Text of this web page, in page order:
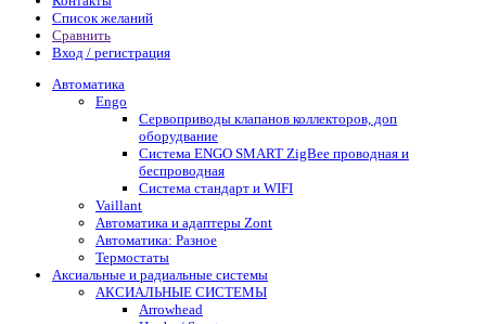
Список желаний
Сравнить
Вход / регистрация
Автоматика
Engo
Сервоприводы клапанов коллекторов, доп
оборудвание
Система ENGO SMART ZigBee проводная и
беспроводная
Система стандарт и WIFI
Vaillant
Автоматика и адаптеры Zont
Автоматика: Разное
Термостаты
Аксиальные и радиальные системы
АКСИАЛЬНЫЕ СИСТЕМЫ
Arrowhead